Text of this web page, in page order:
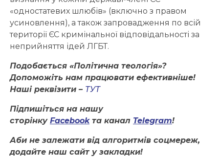
«одностатевих шлюбів» (включно з правом
усиновлення), а також запровадження по всій
території ЄС кримінальної відповідальності за
неприйняття ідей ЛГБТ.
Подобається «Політична теологія»?
Допоможіть нам працювати ефективніше!
Наші реквізити – ТУТ
Підпишіться на нашу
сторінку Facebookта канал Telegram!
Аби не залежати від алгоритмів соцмереж,
додайте наш сайт у закладки!